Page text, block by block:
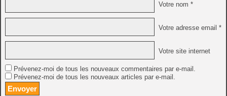
Votre nom *
Votre adresse email *
Votre site internet
Prévenez-moi de tous les nouveaux commentaires par e-mail.
Prévenez-moi de tous les nouveaux articles par e-mail.